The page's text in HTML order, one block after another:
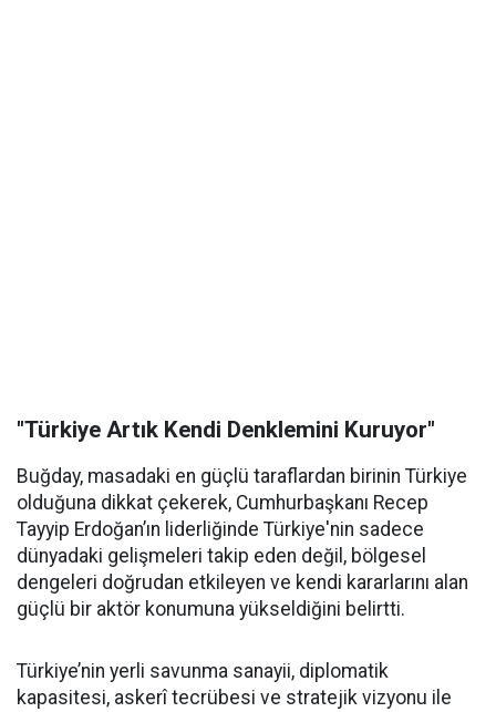
"Türkiye Artık Kendi Denklemini Kuruyor"
Buğday, masadaki en güçlü taraflardan birinin Türkiye
olduğuna dikkat çekerek, Cumhurbaşkanı Recep
Tayyip Erdoğan’ın liderliğinde Türkiye'nin sadece
dünyadaki gelişmeleri takip eden değil, bölgesel
dengeleri doğrudan etkileyen ve kendi kararlarını alan
güçlü bir aktör konumuna yükseldiğini belirtti.
Türkiye’nin yerli savunma sanayii, diplomatik
kapasitesi, askerî tecrübesi ve stratejik vizyonu ile